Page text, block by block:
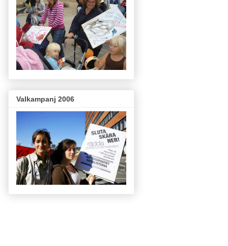
Valkampanj 2006